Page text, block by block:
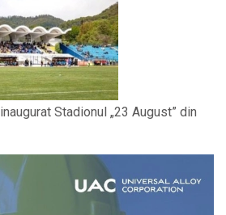
Stadionul „23 August” din